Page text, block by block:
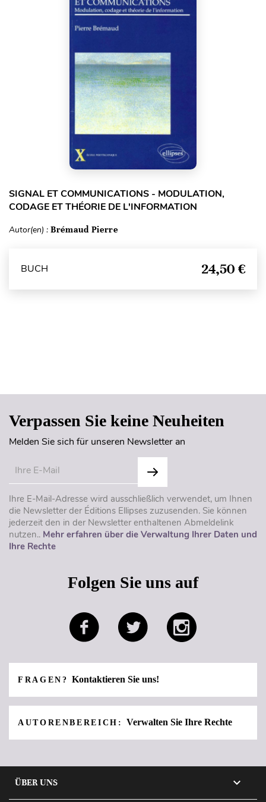
SIGNAL ET COMMUNICATIONS - MODULATION,
CODAGE ET THÉORIE DE L'INFORMATION
Autor(en) : Brémaud Pierre
BUCH 24,50 €
Verpassen Sie keine Neuheiten
Melden Sie sich für unseren Newsletter an
Ihre E-Mail-Adresse wird ausschließlich verwendet, um Ihnen
die Newsletter der Éditions Ellipses zuzusenden. Sie können
jederzeit den in der Newsletter enthaltenen Abmeldelink
nutzen.. Mehr erfahren über die Verwaltung Ihrer Daten und
Ihre Rechte
Folgen Sie uns auf
FRAGEN? Kontaktieren Sie uns!
AUTORENBEREICH: Verwalten Sie Ihre Rechte
ÜBER UNS 